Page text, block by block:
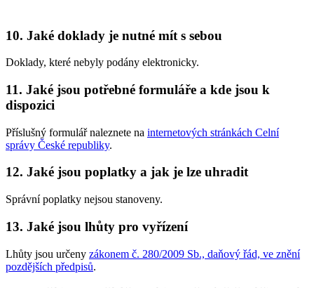
10. Jaké doklady je nutné mít s sebou
Doklady, které nebyly podány elektronicky.
11. Jaké jsou potřebné formuláře a kde jsou k
dispozici
Příslušný formulář naleznete na internetových stránkách Celní
správy České republiky.
12. Jaké jsou poplatky a jak je lze uhradit
Správní poplatky nejsou stanoveny.
13. Jaké jsou lhůty pro vyřízení
Lhůty jsou určeny zákonem č. 280/2009 Sb., daňový řád, ve znění
pozdějších předpisů.